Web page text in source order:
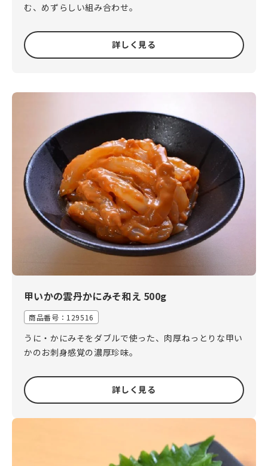
む、めずらしい組み合わせ。
詳しく見る
甲いかの雲丹かにみそ和え 500g
商品番号： 129516
うに・かにみそをダブルで使った、肉厚ねっとりな甲い
かのお刺身感覚の濃厚珍味。
詳しく見る